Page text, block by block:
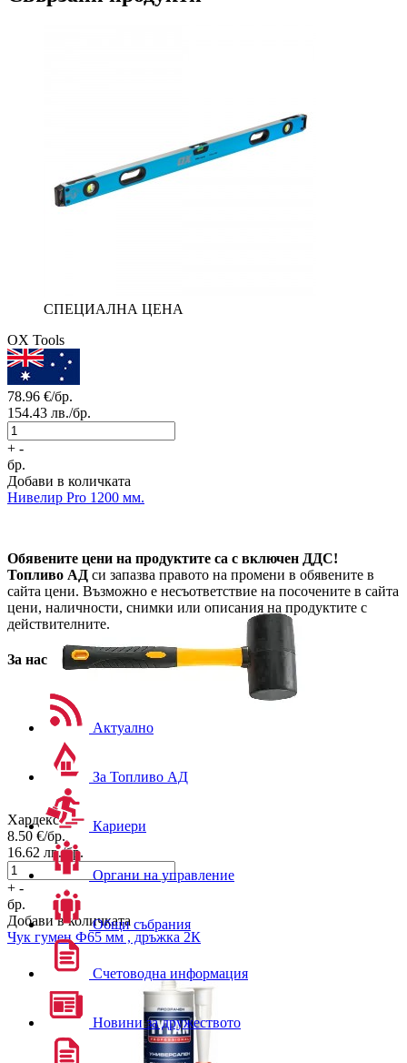
СПЕЦИАЛНА ЦЕНА
OX Tools
78.96 €/бр.
154.43 лв./бр.
+ -
бр.
Добави в количката
Нивелир Pro 1200 мм.
Хардекс
8.50 €/бр.
16.62 лв./бр.
+ -
бр.
Добави в количката
Чук гумен Ф65 мм , дръжка 2К
Обявените цени на продуктите са с включен ДДС!
Топливо АД си запазва правото на промени в обявените в
сайта цени. Възможно е несъответствие на посочените в сайта
цени, наличности, снимки или описания на продуктите с
действителните.
За нас
Актуално
За Топливо АД
Кариери
Органи на управление
Общи събрания
Счетоводна информация
Новини за дружеството